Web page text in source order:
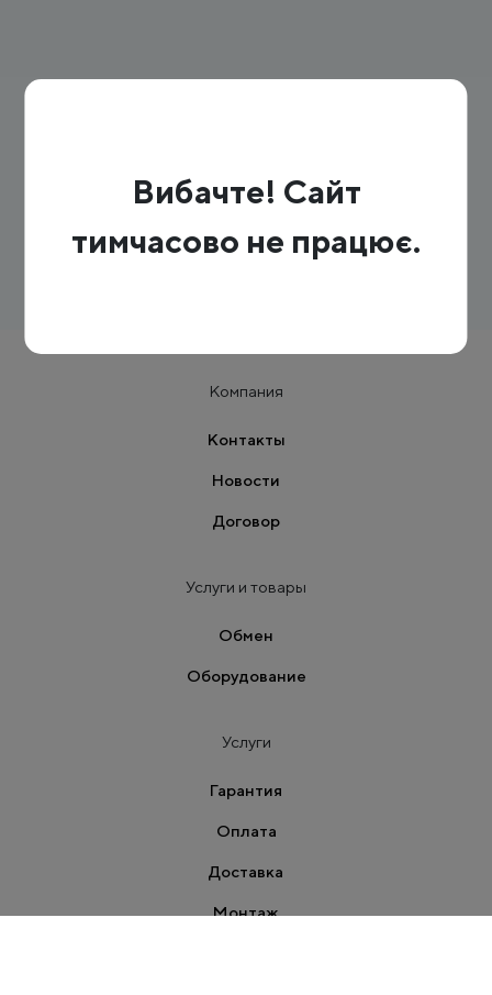
Вибачте! Сайт
тимчасово не працює.
Компания
Контакты
Новости
Договор
Услуги и товары
Обмен
Оборудование
Услуги
Гарантия
Оплата
Доставка
Монтаж